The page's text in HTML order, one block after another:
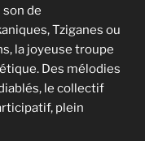
de
Tziganes ou
la joyeuse troupe
Des mélodies
le collectif
plein